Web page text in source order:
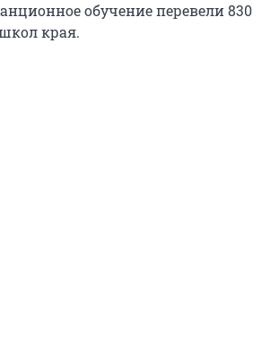
обучение перевели 830
края.